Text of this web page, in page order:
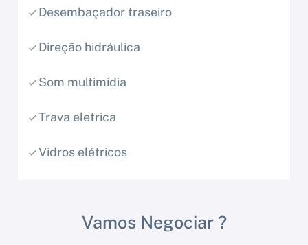
Desembaçador traseiro
Direção hidráulica
Som multimidia
Trava eletrica
Vidros elétricos
Vamos Negociar ?